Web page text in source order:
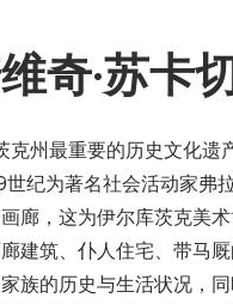
奇·苏卡
克州最重要的历史文化遗
纪为著名社会活动家弗
廊，这为伊尔库茨克美
建筑、仆人住宅、带马
族的历史与生活状况，